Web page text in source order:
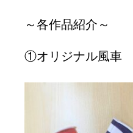
～各作品紹介～
①オリジナル風車